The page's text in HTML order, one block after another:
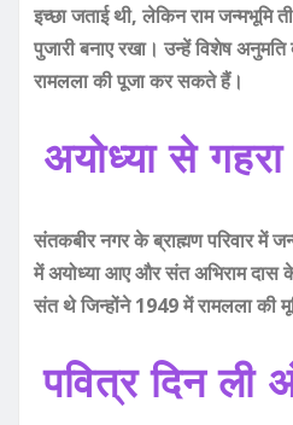
इच्छा जताई थी, लेकिन राम जन्मभूमि
पुजारी बनाए रखा। उन्हें विशेष
रामलला की पूजा कर सकते हैं।
अयोध्या से
संतकबीर नगर के ब्राह्मण परिवार में
में अयोध्या आए और संत अभिराम दास
संत थे जिन्होंने 1949 में रामलला की
पवित्र दिन ली